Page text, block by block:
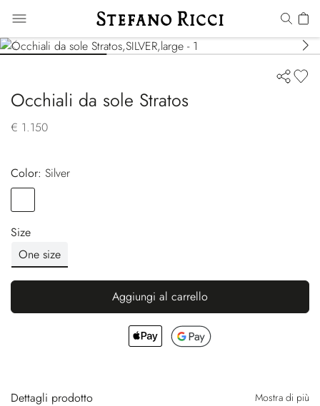
Occhiali da sole Stratos
€ 1.150
Color:
silver
Size
One size
Aggiungi al carrello
Dettagli prodotto Mostra di più